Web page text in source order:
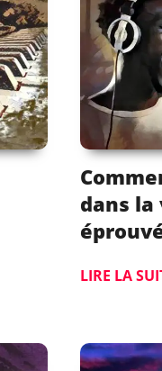
dans la
LIRE LA